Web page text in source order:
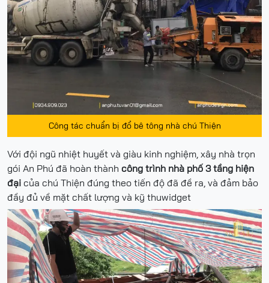
Công tác chuẩn bị đổ bê tông nhà chú Thiện
Với đội ngũ nhiệt huyết và giàu kinh nghiệm, xây nhà trọn
gói An Phú đã hoàn thành công trình nhà phố 3 tầng hiện
đại của chú Thiện đúng theo tiến độ đã đề ra, và đảm bảo
đầy đủ về mặt chất lượng và kỹ thuwidget